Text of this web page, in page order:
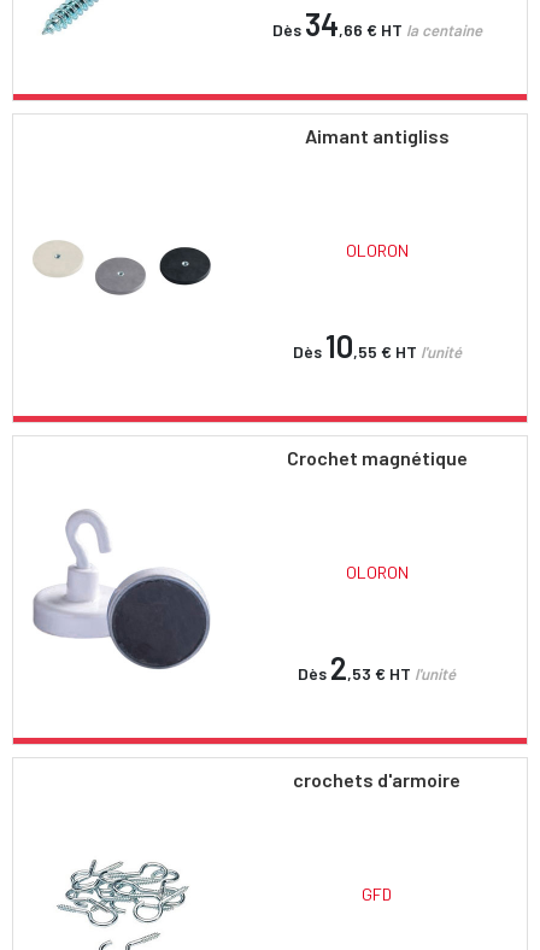
Dès 34,66 € HT la centaine
Aimant antigliss
OLORON
Dès 10,55 € HT l'unité
Crochet magnétique
OLORON
Dès 2,53 € HT l'unité
crochets d'armoire
GFD